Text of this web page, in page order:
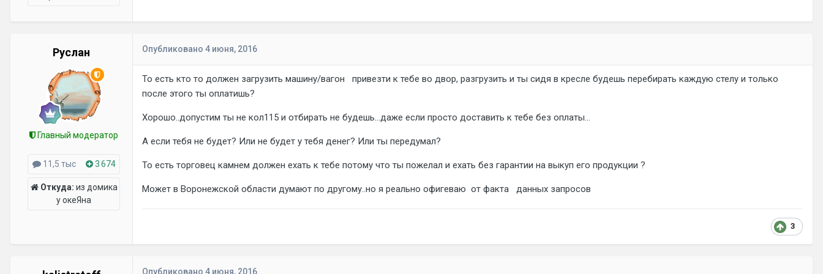
Руслан
Главный модератор
11,5 тыс 3 674
Откуда: из домика
у океЯна
Опубликовано 4 июня, 2016
То есть кто то должен загрузить машину/вагон привезти к тебе во двор, разгрузить и ты сидя в кресле будешь перебирать каждую стелу и только
после этого ты оплатишь?
Хорошо..допустим ты не кол115 и отбирать не будешь...даже если просто доставить к тебе без оплаты...
А если тебя не будет? Или не будет у тебя денег? Или ты передумал?
То есть торговец камнем должен ехать к тебе потому что ты пожелал и ехать без гарантии на выкуп его продукции ?
Может в Воронежской области думают по другому..но я реально офигеваю от факта данных запросов
3
Опубликовано 4 июня, 2016